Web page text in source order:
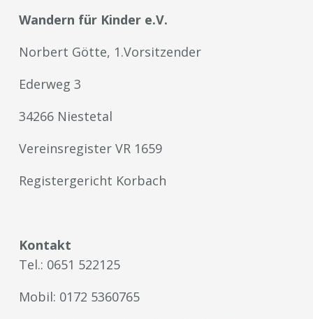
Wandern für Kinder e.V.
Norbert Götte, 1.Vorsitzender
Ederweg 3
34266 Niestetal
Vereinsregister VR 1659
Registergericht Korbach
Kontakt
Tel.: 0651 522125
Mobil: 0172 5360765